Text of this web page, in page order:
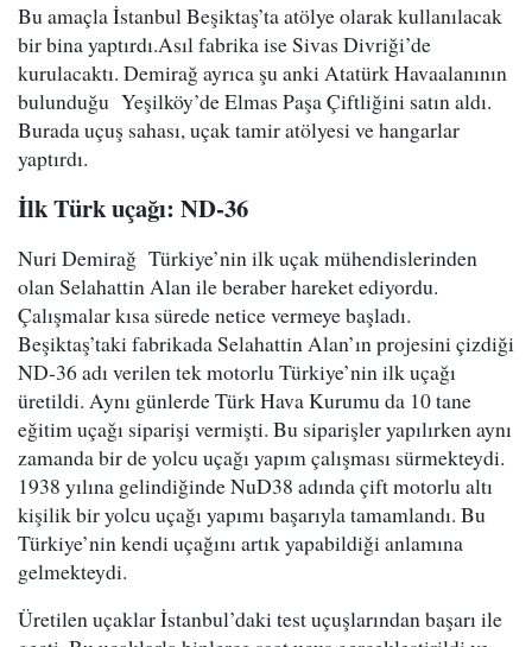
Bu amaçla İstanbul Beşiktaş’ta atölye olarak kullanılacak
bir bina yaptırdı.Asıl fabrika ise Sivas Divriği’de
kurulacaktı. Demirağ ayrıca şu anki Atatürk Havaalanının
bulunduğu Yeşilköy’de Elmas Paşa Çiftliğini satın aldı.
Burada uçuş sahası, uçak tamir atölyesi ve hangarlar
yaptırdı.
İlk Türk uçağı: ND-36
Nuri Demirağ Türkiye’nin ilk uçak mühendislerinden
olan Selahattin Alan ile beraber hareket ediyordu.
Çalışmalar kısa sürede netice vermeye başladı.
Beşiktaş’taki fabrikada Selahattin Alan’ın projesini çizdiği
ND-36 adı verilen tek motorlu Türkiye’nin ilk uçağı
üretildi. Aynı günlerde Türk Hava Kurumu da 10 tane
eğitim uçağı siparişi vermişti. Bu siparişler yapılırken aynı
zamanda bir de yolcu uçağı yapım çalışması sürmekteydi.
1938 yılına gelindiğinde NuD38 adında çift motorlu altı
kişilik bir yolcu uçağı yapımı başarıyla tamamlandı. Bu
Türkiye’nin kendi uçağını artık yapabildiği anlamına
gelmekteydi.
Üretilen uçaklar İstanbul’daki test uçuşlarından başarı ile